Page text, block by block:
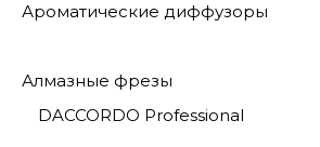
Ароматические диффузоры
Алмазные фрезы
DACCORDO Professional